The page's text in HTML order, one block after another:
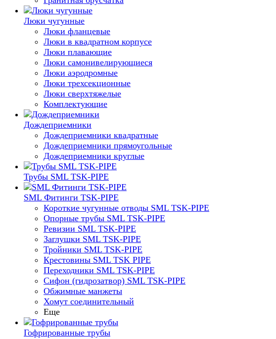
Люки чугунные
Люки фланцевые
Люки в квадратном корпусе
Люки плавающие
Люки самонивелирующиеся
Люки аэродромные
Люки трехсекционные
Люки сверхтяжелые
Комплектующие
Дождеприемники
Дождеприемники квадратные
Дождеприемники прямоугольные
Дождеприемники круглые
Трубы SML TSK-PIPE
SML Фитинги TSK-PIPE
Короткие чугунные отводы SML TSK-PIPE
Опорные трубы SML TSK-PIPE
Ревизии SML TSK-PIPE
Заглушки SML TSK-PIPE
Тройники SML TSK-PIPE
Крестовины SML TSK PIPE
Переходники SML TSK-PIPE
Сифон (гидрозатвор) SML TSK-PIPE
Обжимные манжеты
Хомут соединительный
Еще
Гофрированные трубы